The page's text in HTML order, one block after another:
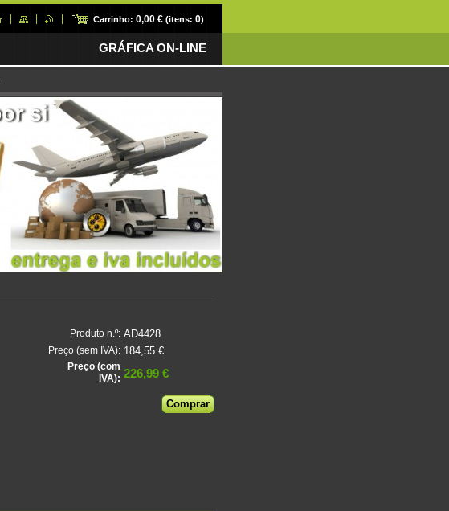
Carrinho: 0,00 € (itens: 0)
GRÁFICA ON-LINE
Produto n.º: AD4428
Preço (sem IVA): 184,55 €
Preço (com
IVA): 226,99 €